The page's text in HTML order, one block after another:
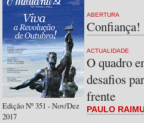
Edição Nº 351 - Nov/Dez
2017
ABERTURA
Confiança!
ACTUALIDADE
O quadro
desafios
frente
PAULO